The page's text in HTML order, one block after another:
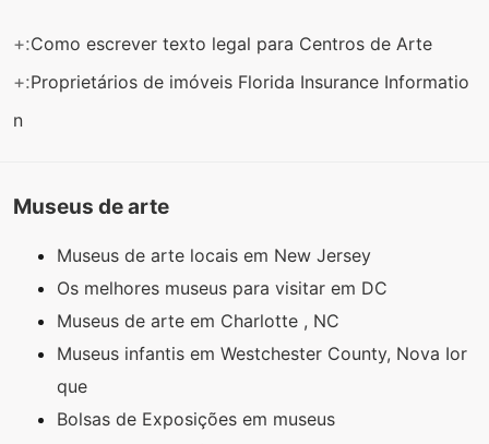
+:Como escrever texto legal para Centros de Arte
+:Proprietários de imóveis Florida Insurance Informatio
n
Museus de arte
Museus de arte locais em New Jersey
Os melhores museus para visitar em DC
Museus de arte em Charlotte , NC
Museus infantis em Westchester County, Nova Ior
que
Bolsas de Exposições em museus